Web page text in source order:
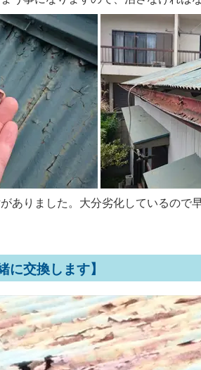
ありました。大分劣化しているので
に交換します】